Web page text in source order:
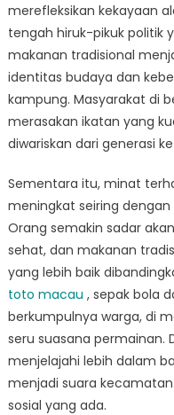
merefleksikan kekayaan
tengah hiruk-pikuk politik
makanan tradisional
identitas budaya dan
kampung. Masyarakat di
merasakan ikatan yang
diwariskan dari generasi
Sementara itu, minat
meningkat seiring
Orang semakin sadar
sehat, dan makanan
yang lebih baik
toto macau , sepak bola
berkumpulnya warga, di
seru suasana permainan.
menjelajahi lebih dalam
menjadi suara
sosial yang ada.